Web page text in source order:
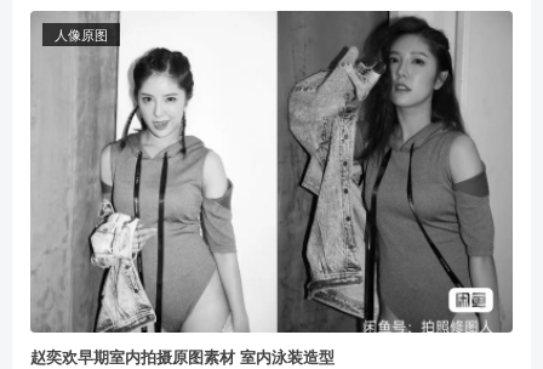
人像原图
赵奕欢早期室内拍摄原图素材 室内泳装造型